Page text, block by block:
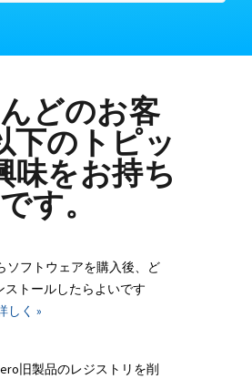
どのお客
下のトピッ
味をお持ち
です。
ソフトウェアを購入後、ど
ストールしたらよいです
しく »
旧製品のレジストリを削